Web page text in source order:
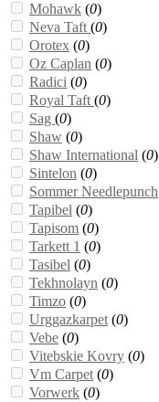
Mohawk (0)
Neva Taft (0)
Orotex (0)
Oz Caplan (0)
Radici (0)
Royal Taft (0)
Sag (0)
Shaw (0)
Shaw International (0)
Sintelon (0)
Sommer Needlepunch
Tapibel (0)
Tapisom (0)
Tarkett 1 (0)
Tasibel (0)
Tekhnolayn (0)
Timzo (0)
Urggazkarpet (0)
Vebe (0)
Vitebskie Kovry (0)
Vm Carpet (0)
Vorwerk (0)